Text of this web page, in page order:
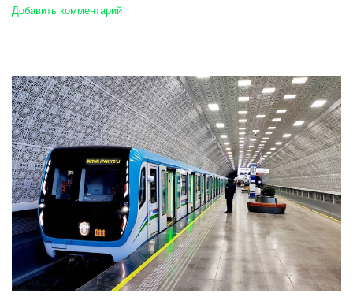
Добавить комментарий